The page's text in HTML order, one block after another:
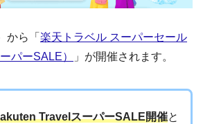
から「 楽天トラベル スーパーセール
パーSALE）
」が開催されます。
TravelスーパーSALE開催と